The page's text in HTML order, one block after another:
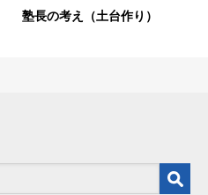
塾長の考え（土台作り）